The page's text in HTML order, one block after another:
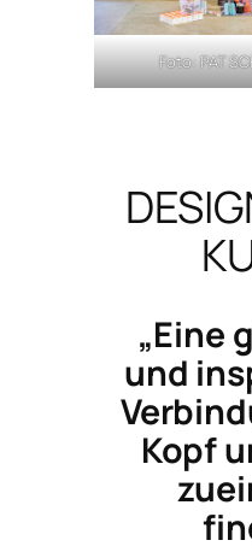
Foto: PAT
„Eine
und
Kopf